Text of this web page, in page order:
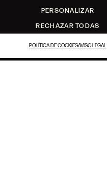
PERSONALIZAR
RECHAZAR TODAS
POLÍTICA DE COOKIESAVISO LEGAL